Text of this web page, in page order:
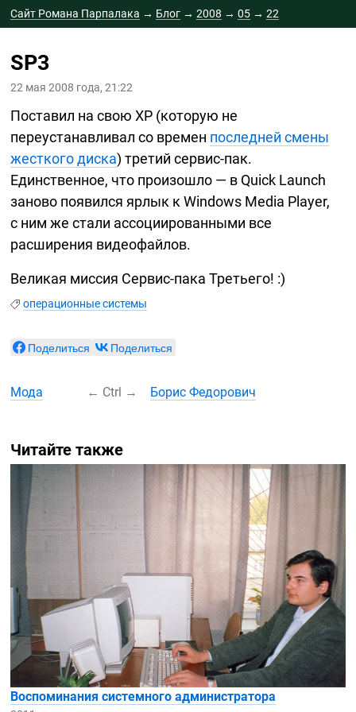
Сайт Романа Парпалака → Блог →2008 →05 →22
SP3
22 мая 2008 года, 21:22
Поставил на свою XP (которую не
переустанавливал со времен последней смены
жесткого диска) третийсервис-пак.
Единственное, что произошло — в Quick Launch
заново появился ярлык к Windows Media Player,
с ним же стали ассоциированными все
расширения видеофайлов.
Великая миссия Сервис-пака Третьего! :)
операционные системы
Поделиться Поделиться
Мода ← Ctrl → Борис Федорович
Читайте также
Воспоминания системного администратора